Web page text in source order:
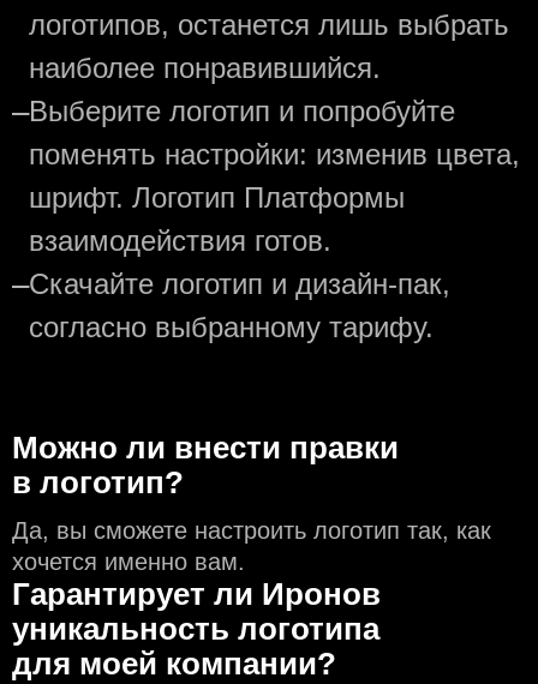
логотипов, останется лишь выбрать
наиболее понравившийся.
—Выберите логотип и попробуйте
поменять настройки: изменив цвета,
шрифт. Логотип Платформы
взаимодействия готов.
—Скачайте логотип и дизайн-пак,
согласно выбранному тарифу.
Можно ли внести правки
в логотип?
Да, вы сможете настроить логотип так, как
хочется именно вам.
Гарантирует ли Иронов
уникальность логотипа
для моей компании?